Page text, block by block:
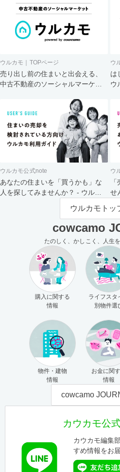
ウルカモ｜TOPページ
売り出し前の住まいと出会える、
中古不動産のソーシャルマーケッ
ウ
は
ウ
ウルカモ公式note
あなたの住まいを「買うかも」な
人を探してみませんか？ - ウルカ
ウ
せ
ウルカモトッ
cowcamo
たのしく、かしこく、人生
購入に関する
情報
ライフスタ
別物件選
物件・建物
情報
お金に関
情報
cowcamo
カウカモ公
カウカモ編集
すめ情報をお